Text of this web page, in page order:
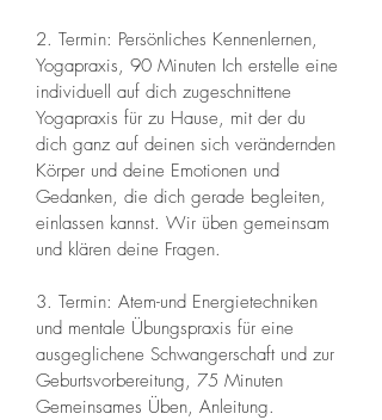
2. Termin: Persönliches Kennenlernen,
Yogapraxis, 90 Minuten Ich erstelle eine
individuell auf dich zugeschnittene
Yogapraxis für zu Hause, mit der du
dich ganz auf deinen sich verändernden
Körper und deine Emotionen und
Gedanken, die dich gerade begleiten,
einlassen kannst. Wir üben gemeinsam
und klären deine Fragen.
3. Termin: Atem-und Energietechniken
und mentale Übungspraxis für eine
ausgeglichene Schwangerschaft und zur
Geburtsvorbereitung, 75 Minuten
Gemeinsames Üben, Anleitung.